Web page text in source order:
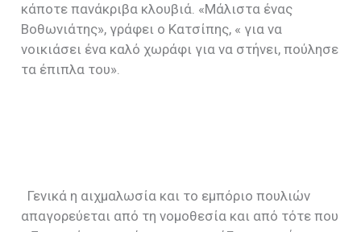
κάποτε πανάκριβα κλουβιά. «Μάλιστα ένας
Βοθωνιάτης», γράφει ο Κατσίπης, « για να
νοικιάσει ένα καλό χωράφι για να στήνει, πούλησε
τα έπιπλα του».
Γενικά η αιχμαλωσία και το εμπόριο πουλιών
απαγορεύεται από τη νομοθεσία και από τότε που